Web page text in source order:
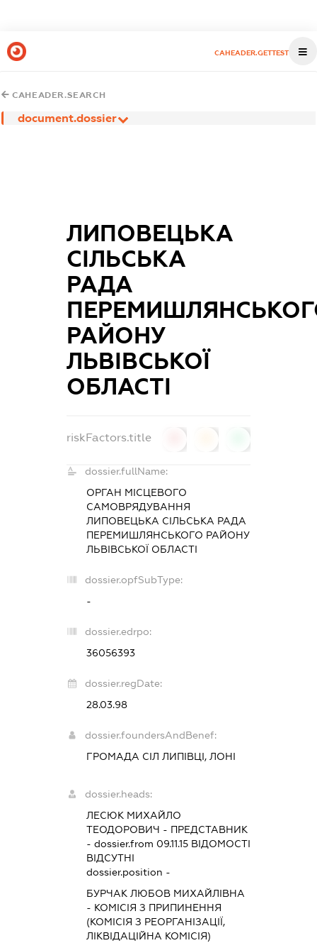
CAHEADER.GETTEST
CAHEADER.SEARCH
document.dossier
ЛИПОВЕЦЬКА
СІЛЬСЬКА
РАДА
РАЙОНУ
ЛЬВІВСЬКОЇ
ОБЛАСТІ
riskFactors.title
dossier.fullName:
ОРГАН МІСЦЕВОГО
САМОВРЯДУВАННЯ
ЛИПОВЕЦЬКА СІЛЬСЬКА РАДА
ПЕРЕМИШЛЯНСЬКОГО РАЙОНУ
ЛЬВІВСЬКОЇ ОБЛАСТІ
dossier.opfSubType:
-
dossier.edrpo:
36056393
dossier.regDate:
28.03.98
dossier.foundersAndBenef:
ГРОМАДА СІЛ ЛИПІВЦІ, ЛОНІ
dossier.heads:
ЛЕСЮК МИХАЙЛО
ТЕОДОРОВИЧ - ПРЕДСТАВНИК
- dossier.from 09.11.15ВІДОМОСТІ
ВІДСУТНІ
dossier.position -
БУРЧАК ЛЮБОВ МИХАЙЛІВНА
- КОМІСІЯ З ПРИПИНЕННЯ
(КОМІСІЯ З РЕОРГАНІЗАЦІЇ,
ЛІКВІДАЦІЙНА КОМІСІЯ)